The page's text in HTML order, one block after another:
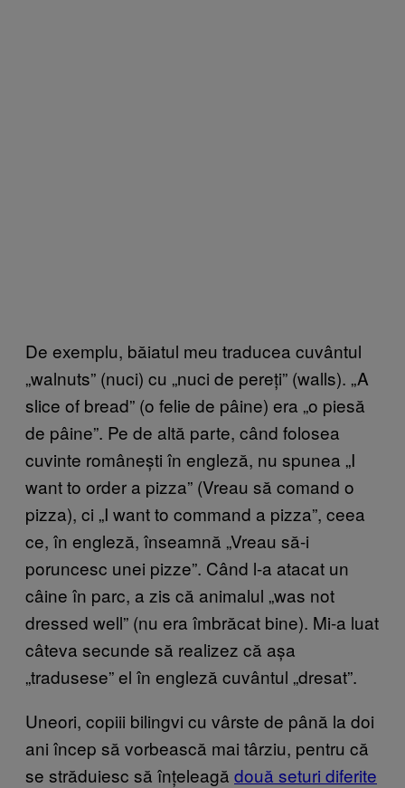
De exemplu, băiatul meu traducea cuvântul
„walnuts” (nuci) cu „nuci de pereți” (walls). „A
slice of bread” (o felie de pâine) era „o piesă
de pâine”. Pe de altă parte, când folosea
cuvinte românești în engleză, nu spunea „I
want to order a pizza” (Vreau să comand o
pizza), ci „I want to command a pizza”, ceea
ce, în engleză, înseamnă „Vreau să-i
poruncesc unei pizze”. Când l-a atacat un
câine în parc, a zis că animalul „was not
dressed well” (nu era îmbrăcat bine). Mi-a luat
câteva secunde să realizez că așa
„tradusese” el în engleză cuvântul „dresat”.
Uneori, copiii bilingvi cu vârste de până la doi
ani încep să vorbească mai târziu, pentru că
se străduiesc să înțeleagă două seturi diferite